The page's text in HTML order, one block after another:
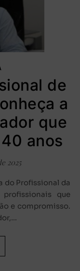
de
a
que
anos
2025
que
e compromisso.